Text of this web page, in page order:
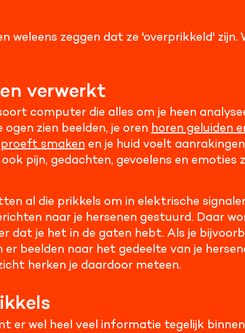
weleens zeggen dat ze 'overprikkeld'
verwerkt
computer die alles om je heen
ogen zien beelden, je oren horen geluiden
proeft smaken en je huid voelt
pijn, gedachten, gevoelens en emoties
al die prikkels om in elektrische
naar je hersenen gestuurd. Daar
dat je het in de gaten hebt. Als je
beelden naar het gedeelte van je
herken je daardoor meteen.
er wel heel veel informatie tegelijk